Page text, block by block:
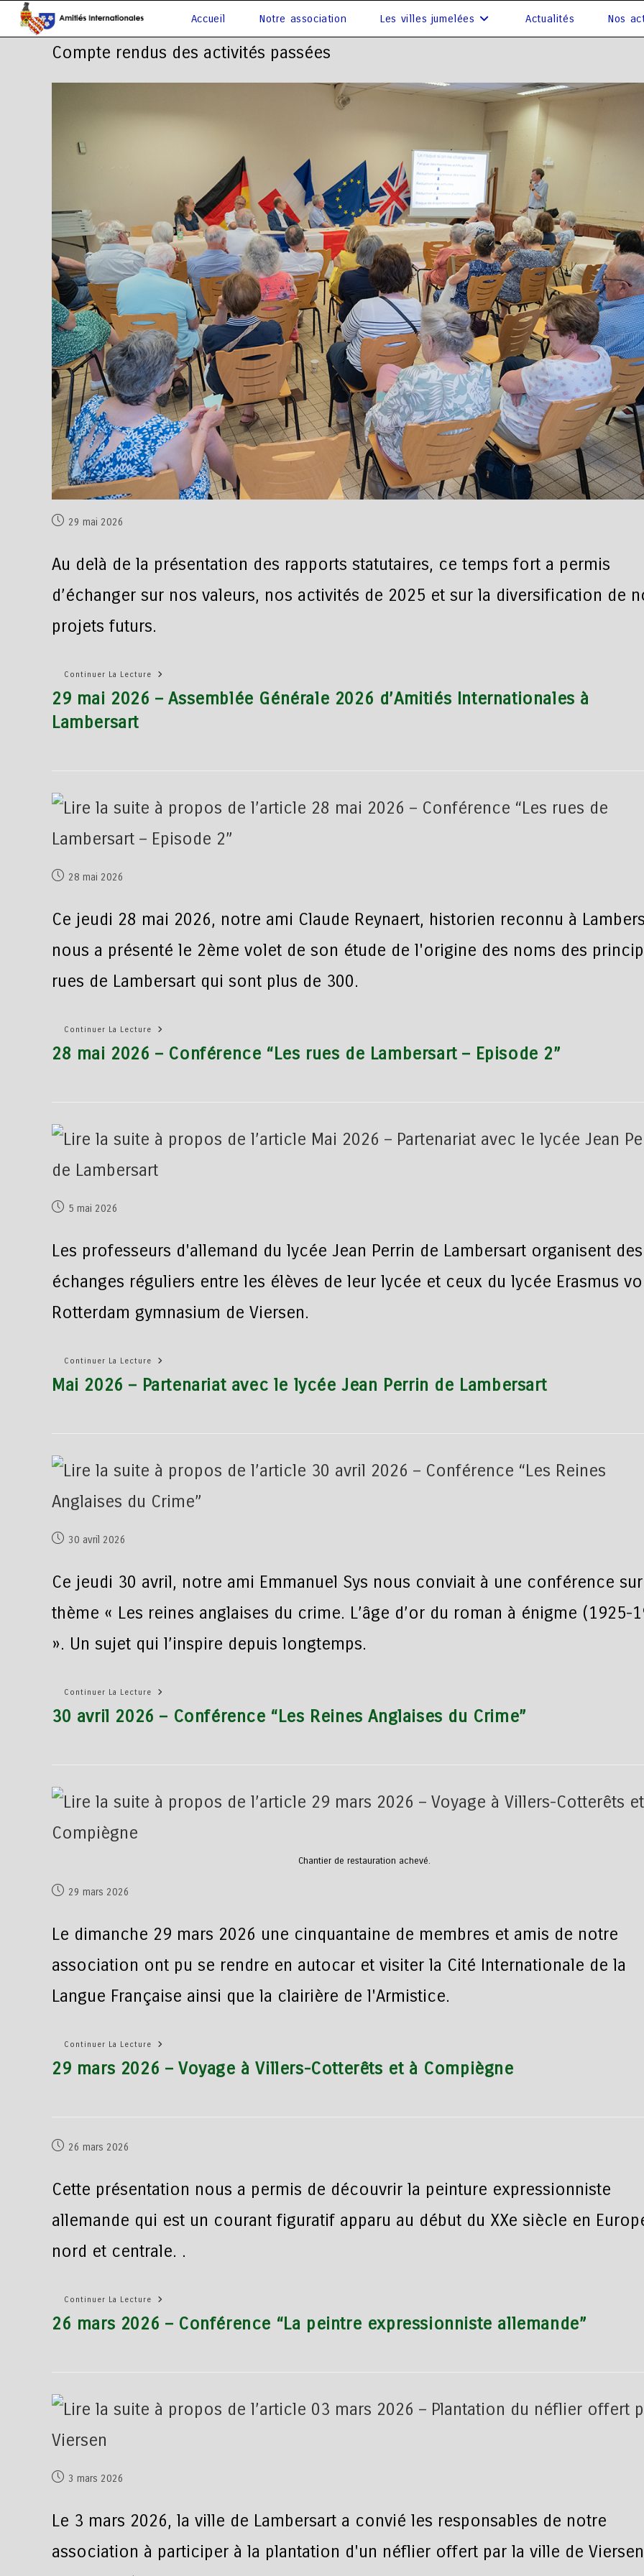
Accueil Notre association Les villes jumelées Actualités Nos
Compte rendus des activités passées
29 mai 2026
Au delà de la présentation des rapports statutaires, ce temps fort a permis
d’échanger sur nos valeurs, nos activités de 2025 et sur la diversification de
projets futurs.
Continuer La Lecture
29 mai 2026 – Assemblée Générale 2026 d’Amitiés Internationales à
Lambersart
28 mai 2026
Ce jeudi 28 mai 2026, notre ami Claude Reynaert, historien reconnu à
nous a présenté le 2ème volet de son étude de l'origine des noms des
rues de Lambersart qui sont plus de 300.
Continuer La Lecture
28 mai 2026 – Conférence “Les rues de Lambersart – Episode 2”
5 mai 2026
Les professeurs d'allemand du lycée Jean Perrin de Lambersart organisent des
échanges réguliers entre les élèves de leur lycée et ceux du lycée Erasmus
Rotterdam gymnasium de Viersen.
Continuer La Lecture
Mai 2026 – Partenariat avec le lycée Jean Perrin de Lambersart
30 avril 2026
Ce jeudi 30 avril, notre ami Emmanuel Sys nous conviait à une conférence
thème « Les reines anglaises du crime. L’âge d’or du roman à énigme (1925-
». Un sujet qui l’inspire depuis longtemps.
Continuer La Lecture
30 avril 2026 – Conférence “Les Reines Anglaises du Crime”
Chantier de restauration achevé.
29 mars 2026
Le dimanche 29 mars 2026 une cinquantaine de membres et amis de notre
association ont pu se rendre en autocar et visiter la Cité Internationale de la
Langue Française ainsi que la clairière de l'Armistice.
Continuer La Lecture
29 mars 2026 – Voyage à Villers-Cotterêts et à Compiègne
26 mars 2026
Cette présentation nous a permis de découvrir la peinture expressionniste
allemande qui est un courant figuratif apparu au début du XXe siècle en
nord et centrale. .
Continuer La Lecture
26 mars 2026 – Conférence “La peintre expressionniste allemande”
3 mars 2026
Le 3 mars 2026, la ville de Lambersart a convié les responsables de notre
association à participer à la plantation d'un néflier offert par la ville de